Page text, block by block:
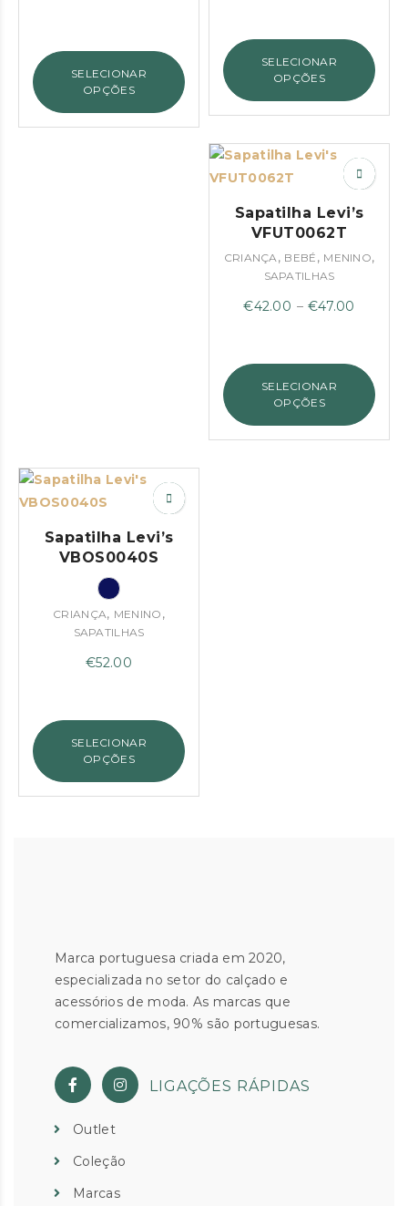
SELECIONAR
OPÇÕES
SELECIONAR
OPÇÕES
Sapatilha Levi’s
VFUT0062T
CRIANÇA, BEBÉ , MENINO,
SAPATILHAS
€42.00 – €47.00
through
€47.00
SELECIONAR
OPÇÕES
Sapatilha Levi’s
VBOS0040S
CRIANÇA, MENINO ,
SAPATILHAS
€52.00
SELECIONAR
OPÇÕES
Marca portuguesa criada em 2020,
especializada no setor do calçado e
acessórios de moda. As marcas que
comercializamos, 90% são portuguesas.
LIGAÇÕES RÁPIDAS
Outlet
Coleção
Marcas